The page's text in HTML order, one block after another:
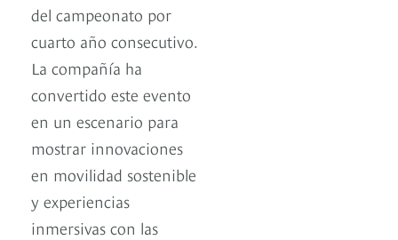
del campeonato por
cuarto año consecutivo.
La compañía ha
convertido este evento
en un escenario para
mostrar innovaciones
en movilidad sostenible
y experiencias
inmersivas con las